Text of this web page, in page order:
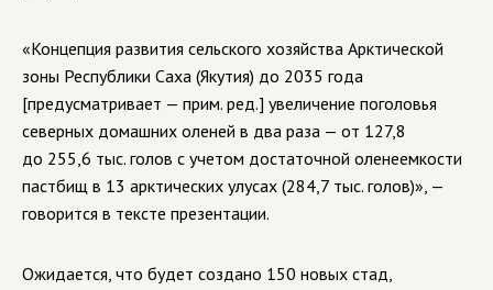
«Концепция развития сельского хозяйства Арктической
зоны Республики Саха (Якутия) до 2035 года
[предусматривает — прим. ред.] увеличение поголовья
северных домашних оленей в два раза — от 127,8
до 255,6 тыс. голов с учетом достаточной оленеемкости
пастбищ в 13 арктических улусах (284,7 тыс. голов)», —
говорится в тексте презентации.
Ожидается, что будет создано 150 новых стад,